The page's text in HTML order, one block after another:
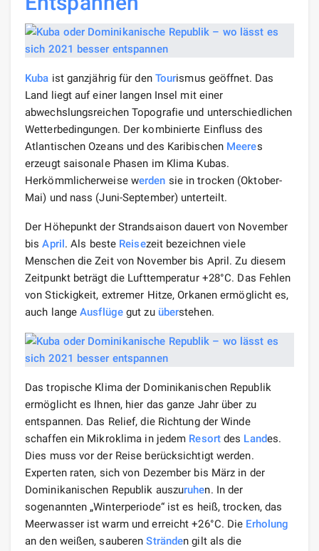
Kuba ist ganzjährig für den Tourismus geöffnet. Das
Land liegt auf einer langen Insel mit einer
abwechslungsreichen Topografie und unterschiedlichen
Wetterbedingungen. Der kombinierte Einfluss des
Atlantischen Ozeans und des Karibischen Meeres
erzeugt saisonale Phasen im Klima Kubas.
Herkömmlicherweise werden sie in trocken (Oktober-
Mai) und nass (Juni-September) unterteilt.
Der Höhepunkt der Strandsaison dauert von November
bisApril. Als beste Reisezeit bezeichnen viele
Menschen die Zeit von November bis April. Zu diesem
Zeitpunkt beträgt die Lufttemperatur +28°C. Das Fehlen
von Stickigkeit, extremer Hitze, Orkanen ermöglicht es,
auch langeAusflügegut zu überstehen.
Das tropische Klima der Dominikanischen Republik
ermöglicht es Ihnen, hier das ganze Jahr über zu
entspannen. Das Relief, die Richtung der Winde
schaffen ein Mikroklima in jedem Resortdes Landes.
Dies muss vor der Reise berücksichtigt werden.
Experten raten, sich von Dezember bis März in der
Dominikanischen Republik auszuruhen. In der
sogenannten „Winterperiode“ ist es heiß, trocken, das
Meerwasser ist warm und erreicht +26°C. Die Erholung
an den weißen, sauberenStränden gilt als die